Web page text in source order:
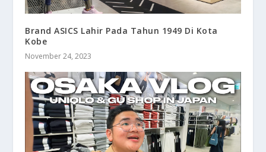
Brand ASICS Lahir Pada Tahun 1949 Di Kota
Kobe
November 24, 2023